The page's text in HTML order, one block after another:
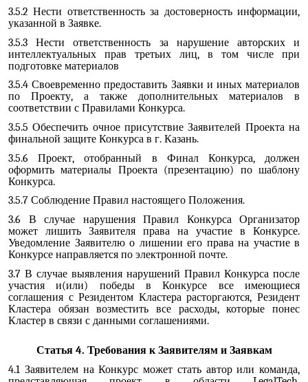
3.5.2 Нести ответственность за достоверность информации,
указанной в Заявке.
3.5.3 Нести ответственность за нарушение авторских и
интеллектуальных прав третьих лиц, в том числе при
подготовке материалов
3.5.4 Своевременно предоставить Заявки и иных материалов
по Проекту, а также дополнительных материалов в
соответствии с Правилами Конкурса.
3.5.5 Обеспечить очное присутствие Заявителей Проекта на
финальной защите Конкурса в г. Казань.
3.5.6 Проект, отобранный в Финал Конкурса, должен
оформить материалы Проекта (презентацию) по шаблону
Конкурса.
3.5.7 Соблюдение Правил настоящего Положения.
3.6 В случае нарушения Правил Конкурса Организатор
может лишить Заявителя права на участие в Конкурсе.
Уведомление Заявителю о лишении его права на участие в
Конкурсе направляется по электронной почте.
3.7 В случае выявления нарушений Правил Конкурса после
участия и(или) победы в Конкурсе все имеющиеся
соглашения с Резидентом Кластера расторгаются, Резидент
Кластера обязан возместить все расходы, которые понес
Кластер в связи с данными соглашениями.
Статья 4. Требования к Заявителям и Заявкам
4.1 Заявителем на Конкурс может стать автор или команда,